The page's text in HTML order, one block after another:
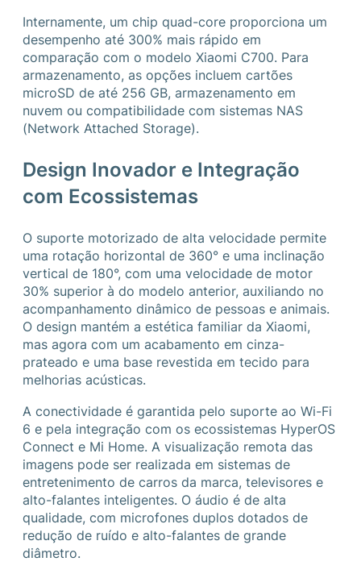
Internamente, um chip quad-core proporciona um
desempenho até 300% mais rápido em
comparação com o modelo Xiaomi C700. Para
armazenamento, as opções incluem cartões
microSD de até 256 GB, armazenamento em
nuvem ou compatibilidade com sistemas NAS
(Network Attached Storage).
Design Inovador e Integração
com Ecossistemas
O suporte motorizado de alta velocidade permite
uma rotação horizontal de 360° e uma inclinação
vertical de 180°, com uma velocidade de motor
30% superior à do modelo anterior, auxiliando no
acompanhamento dinâmico de pessoas e animais.
O design mantém a estética familiar da Xiaomi,
mas agora com um acabamento em cinza-
prateado e uma base revestida em tecido para
melhorias acústicas.
A conectividade é garantida pelo suporte ao Wi-Fi
6 e pela integração com os ecossistemas HyperOS
Connect e Mi Home. A visualização remota das
imagens pode ser realizada em sistemas de
entretenimento de carros da marca, televisores e
alto-falantes inteligentes. O áudio é de alta
qualidade, com microfones duplos dotados de
redução de ruído e alto-falantes de grande
diâmetro.